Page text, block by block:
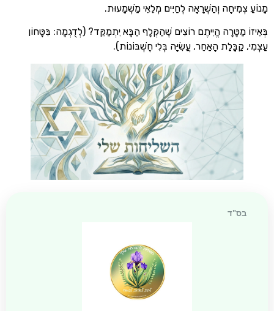
וְהַשְׁרָאָה לְחַיִּים מְלֵאֵי מַשְׁמָעוּת.
הֱיִיתֶם רוֹצִים שֶׁהַקְּלָף הַבָּא יִתְמַקֵּד? (לְדֻגְמָה: בִּטָּחוֹן
הָאַחֵר, עֲשִׂיָּה בְּלִי חֶשְׁבּוֹנוֹת).